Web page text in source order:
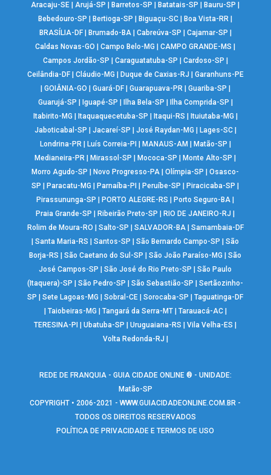
Aracaju-SE |Arujá-SP Barretos-SP Batatais-SP Bauru-SP
Bebedouro-SP
Bertioga-SP Biguaçu-SC Boa Vista-RR
BRASÍLIA-DF| Brumado-BA| Cabreúva-SP Cajamar-SP
Caldas Novas-GO
|Campo Belo-MG |CAMPO GRANDE-MS
Campos Jordão-SP
Caraguatatuba-SP Cardoso-SP
Ceilândia-DF| Cláudio-MG Duque de Caxias-RJ
Garanhuns-PE
GOIÂNIA-GO Guará-DF| Guarapuava-PR| Guariba-SP
Guarujá-SP
Iguapé-SP Ilha Bela-SP Ilha Comprida-SP
Itabirito-MG
Itaquaquecetuba-SP Itaqui-RS Ituiutaba-MG
Jaboticabal-SP
Jacareí-SP José Raydan-MG Lages-SC|
Londrina-PR| Luís Correia-PI MANAUS-AM Matão-SP
Medianeira-PR
Mirassol-SP Mococa-SP Monte Alto-SP
Morro Agudo-SP
Novo Progresso-PA |Olímpia-SP |Osasco-
SP
Paracatu-MG Parnaíba-PI Peruíbe-SP Piracicaba-SP
Pirassununga-SP
PORTO ALEGRE-RS Porto Seguro-BA
Praia Grande-SP
Ribeirão Preto-SP RIO DE JANEIRO-RJ
Rolim de Moura-RO
Salto-SP SALVADOR-BA| Samambaia-DF
|Santa Maria-RS |Santos-SP |São Bernardo Campo-SP |São
Borja-RS
|São Caetano do Sul-SP |São João Paraíso-MG |São
José Campos-SP
|São José do Rio Preto-SP |São Paulo
(Itaquera)-SP
|São Pedro-SP |São Sebastião-SP |Sertãozinho-
SP
|Sete Lagoas-MG |Sobral-CE |Sorocaba-SP |Taguatinga-DF
Taiobeiras-MG Tangará da Serra-MT| Tarauacá-AC|
TERESINA-PI
|Ubatuba-SP |Uruguaiana-RS |Vila Velha-ES
Volta Redonda-RJ
REDE DE FRANQUIA - GUIA CIDADE ONLINE ® - UNIDADE:
Matão-SP
COPYRIGHT • 2006-2021 -WWW.GUIACIDADEONLINE.COM.BR -
TODOS OS DIREITOS RESERVADOS
POLÍTICA DE PRIVACIDADE E TERMOS DE USO